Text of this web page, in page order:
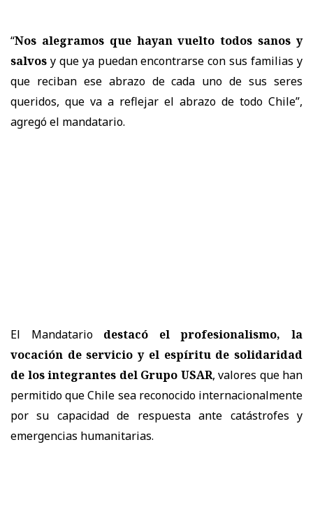
“Nos alegramos que hayan vuelto todos sanos y
salvos y que ya puedan encontrarse con sus familias y
que reciban ese abrazo de cada uno de sus seres
queridos, que va a reflejar el abrazo de todo Chile”,
agregó el mandatario.
El Mandatario destacó el profesionalismo, la
vocación de servicio y el espíritu de solidaridad
de los integrantes del Grupo USAR, valores que han
permitido que Chile sea reconocido internacionalmente
por su capacidad de respuesta ante catástrofes y
emergencias humanitarias.